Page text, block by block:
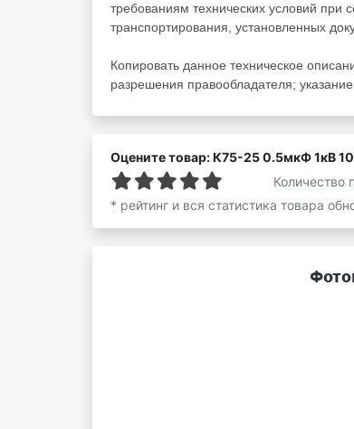
требованиям технических условий при
транспортирования, установленных
Копировать данное техническое
разрешения правообладателя;
Оцените товар: К75-25 0.5мкФ 1кВ
Количество
* рейтинг и вся статистика товара